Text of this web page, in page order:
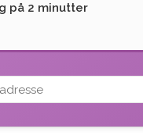
på 2 minutter